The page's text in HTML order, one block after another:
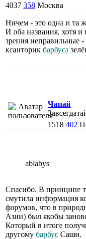
4037 358 Москва
Ничем - это одна и та
И оба названия, хотя
зрения неправильные
ксанторик барбуса
Чапай
1518 402
ablabys
Спасибо. В принципе
смутила информация
форумов, что в
Азии) был якобы
Который в итоге
другому барбус Саши.